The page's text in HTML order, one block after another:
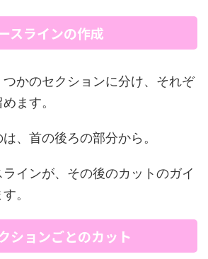
スラインの作成
つかのセクションに分け、それぞ
ます。
、首の後ろの部分から。
インが、その後のカットのガイ
。
ションごとのカット